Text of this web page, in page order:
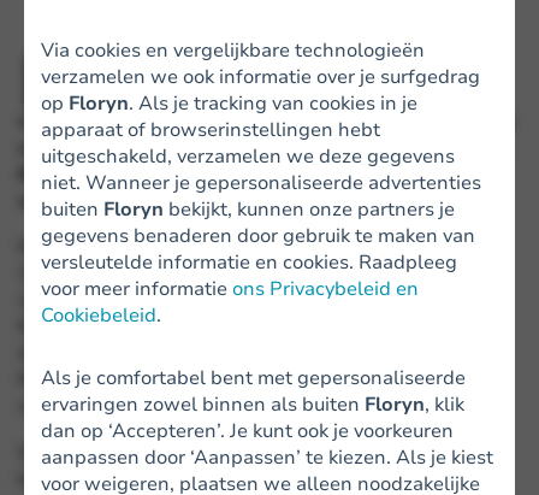
Via cookies en vergelijkbare technologieën
verzamelen we ook informatie over je surfgedrag
op Floryn. Als je tracking van cookies in je
apparaat of browserinstellingen hebt
uitgeschakeld, verzamelen we deze gegevens
niet. Wanneer je gepersonaliseerde advertenties
buiten Floryn bekijkt, kunnen onze partners je
gegevens benaderen door gebruik te maken van
versleutelde informatie en cookies. Raadpleeg
voor meer informatieons Privacybeleid en
Cookiebeleid.
Als je comfortabel bent met gepersonaliseerde
ervaringen zowel binnen als buiten Floryn, klik
dan op ‘Accepteren’. Je kunt ook je voorkeuren
aanpassen door ‘Aanpassen’ te kiezen. Als je kiest
voor weigeren, plaatsen we alleen noodzakelijke
F loryn, de innovatieve fintech die MKB-
ondernemers helpt met zakelijke financiering
vannu, viert een belangrijke mijlpaal: de verwerking
van de 100.000e afgeronde aanvraagvoor zakelijke
financiering. Dit succes wordt gevierd met de
verhuizing naar Koningsweg 101.
Met de verhuizing naar het nieuwe kantoor, dat circa
1.200 m² aan ruimte biedt, legt Floryn debasis voor
verdere expansie. Het fintechbedrijf heeft inmiddels
€367 miljoen aan leningen
financieringen nietalleen snel en voordelig, maar ook
verantwoord verstrekt.
In 2024 heeft Floryn zich bewezen als een
betrouwbare en verantwoorde partner voor MKB-